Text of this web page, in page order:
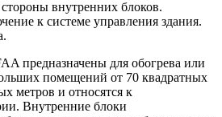
внутренних блоков.
к системе управления здания.
предназначены для обогрева или
помещений от 70 квадратных
метров и относятся к
Внутренние блоки